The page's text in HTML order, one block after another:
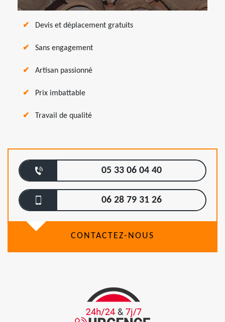
Devis et déplacement gratuits
Sans engagement
Artisan passionné
Prix imbattable
Travail de qualité
05 33 06 04 40
06 28 79 31 26
CONTACTEZ-NOUS